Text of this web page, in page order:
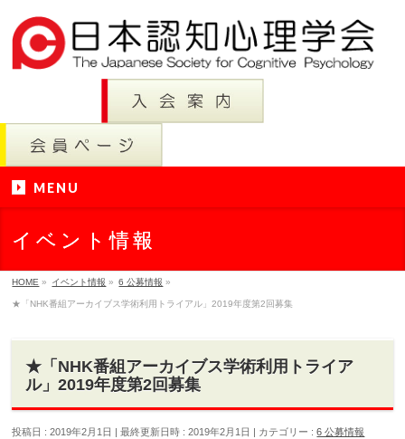
MENU
イベント情報
HOME » イベント情報 » 6 公募情報 »
★「NHK番組アーカイブス学術利用トライアル」2019年度第2回募集
★「NHK番組アーカイブス学術利用トライア
ル」2019年度第2回募集
投稿日 : 2019年2月1日 最終更新日時 : 2019年2月1日 カテゴリー :6 公募情報